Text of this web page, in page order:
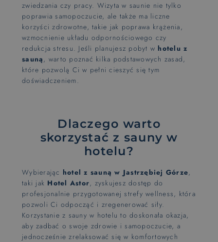
zwiedzania czy pracy. Wizyta w saunie nie tylko
poprawia samopoczucie, ale także ma liczne
korzyści zdrowotne, takie jak poprawa krążenia,
wzmocnienie układu odpornościowego czy
redukcja stresu. Jeśli planujesz pobyt w hotelu z
sauną, warto poznać kilka podstawowych zasad,
które pozwolą Ci w pełni cieszyć się tym
doświadczeniem.
Dlaczego warto
skorzystać z sauny w
hotelu?
Wybierając hotel z sauną w Jastrzębiej Górze,
taki jak Hotel Astor, zyskujesz dostęp do
profesjonalnie przygotowanej strefy wellness, która
pozwoli Ci odpocząć i zregenerować siły.
Korzystanie z sauny w hotelu to doskonała okazja,
aby zadbać o swoje zdrowie i samopoczucie, a
jednocześnie zrelaksować się w komfortowych